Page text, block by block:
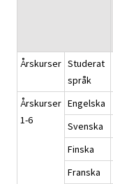
Årskurser Studerat
språk
Årskurser
1-6
Engelska
Svenska
Finska
Franska